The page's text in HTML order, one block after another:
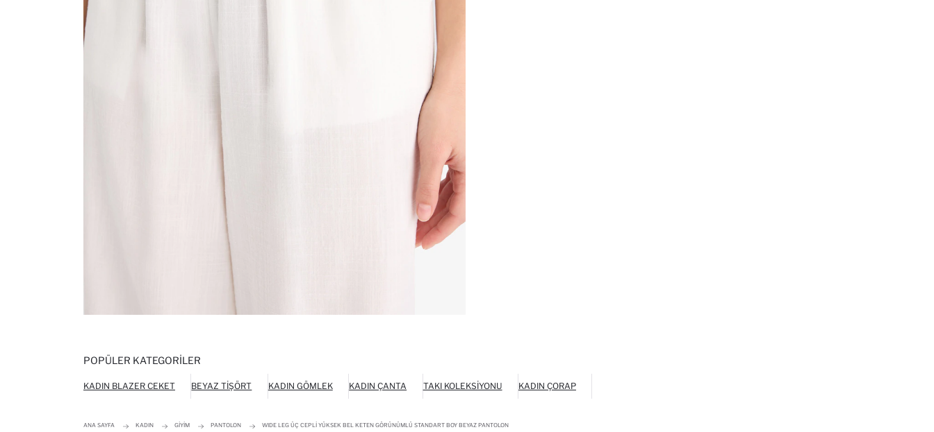
POPÜLER KATEGORILER
KADIN BLAZER CEKET BEYAZ TIŞÖRT KADIN GÖMLEK KADIN ÇANTA TAKI KOLEKSIYONU KADIN ÇORAP
ANA SAYFA KADIN GIYIM PANTOLON WIDE LEG ÜÇ CEPLI YÜKSEK BEL KETEN GÖRÜNÜMLÜ STANDART BOY BEYAZ PANTOLON